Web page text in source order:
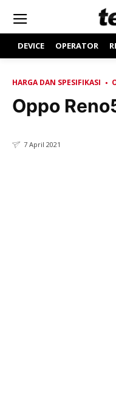
DEVICE OPERATOR
HARGA DAN SPESIFIKASI
Oppo
7 April 2021